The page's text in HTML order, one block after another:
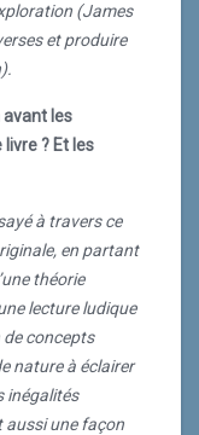
à travers
originale, en
une
une sélection
qui sont de
C’est
Weber, R.
de faire
moins (G.
mais
l’admiration.
(James
et produire
avant les
? Et les
à travers ce
en partant
théorie
lecture ludique
de concepts
nature à éclairer
inégalités
aussi une façon